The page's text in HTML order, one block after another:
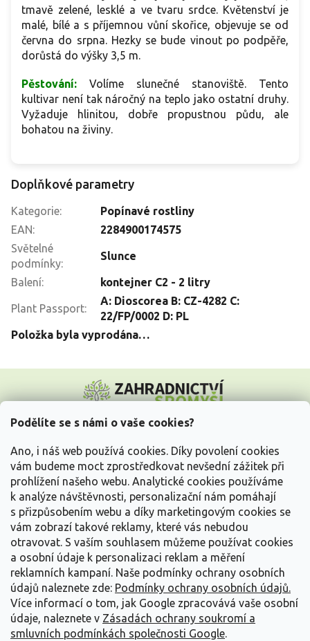
Podělíte se s námi o vaše cookies?
Ano, i náš web používá cookies. Díky povolení cookies
vám budeme moct zprostředkovat nevšední zážitek při
prohlížení našeho webu. Analytické cookies používáme
k analýze návštěvnosti, personalizační nám pomáhají
s přizpůsobením webu a díky marketingovým cookies se
vám zobrazí takové reklamy, které vás nebudou
otravovat. S vaším souhlasem můžeme používat cookies
a osobní údaje k personalizaci reklam a měření
reklamních kampaní. Naše podmínky ochrany osobních
údajů naleznete zde: Podmínky ochrany osobních údajů.
Více informací o tom, jak Google zpracovává vaše osobní
údaje, naleznete v Zásadách ochrany soukromí a
smluvních podmínkách společnosti Google.
tmavě zelené, lesklé a ve tvaru srdce. Květenství je
malé, bílé a s příjemnou vůní skořice, objevuje se od
června do srpna. Hezky se bude vinout po podpěře,
dorůstá do výšky 3,5 m.
Pěstování:
Volíme slunečné stanoviště. Tento
kultivar není tak náročný na teplo jako ostatní druhy.
Vyžaduje hlinitou, dobře propustnou půdu, ale
bohatou na živiny.
Doplňkové parametry
Kategorie:
Popínavé rostliny
EAN:
2284900174575
Světelné
podmínky:
Slunce
Balení: kontejner C2 - 2 litry
Plant Passport:
A: Dioscorea B: CZ-4282 C:
22/FP/0002 D: PL
Položka byla vyprodána…
p
Vše o nákupu
Informace pro Vás
Kontakujte nás